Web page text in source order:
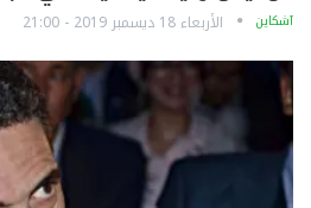
آشكاين الأربعاء 18 ديسمبر 2019 - 21:00